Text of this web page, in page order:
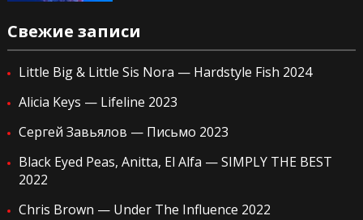
Свежие записи
Little Big & Little Sis Nora — Hardstyle Fish 2024
Alicia Keys — Lifeline 2023
Сергей Завьялов — Письмо 2023
Black Eyed Peas, Anitta, El Alfa — SIMPLY THE BEST
2022
Chris Brown — Under The Influence 2022